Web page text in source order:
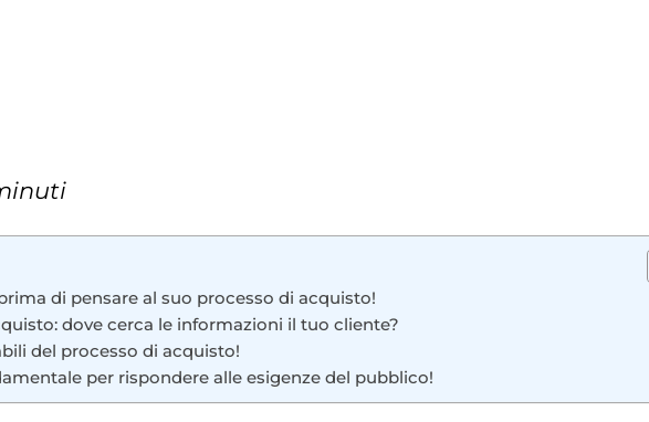
di pensare al suo processo di acquisto!
dove cerca le informazioni il tuo cliente?
del processo di acquisto!
per rispondere alle esigenze del pubblico!